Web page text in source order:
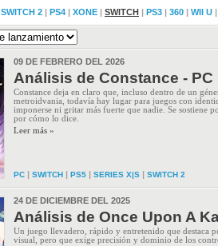
SWITCH 2 | PS4 | XONE | SWITCH | PS3 | 360 | WII U
09 DE FEBRERO DEL 2026
Análisis de Constance - PC
Constance deja en claro que, incluso dentro de un
metroidvania, todavía hay lugar para juegos con
imponerse ni gritar más fuerte que nadie. Se sostiene
por cómo lo dice.
Leer más »
PC | SWITCH | PS5 | SERIES X|S | SWITCH 2
24 DE DICIEMBRE DEL 2025
Análisis de Once Upon A
Un juego llevadero, rápido y entretenido que destaca
visual, pero que exige precisión y dominio de los